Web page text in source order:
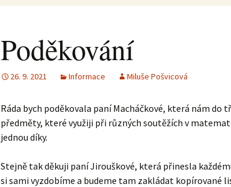
Poděkování
26. 9. 2021 Informace Miluše Pošvicová
Ráda bych poděkovala paní Macháčkové, která nám do
předměty, které využiji při různých soutěžích v
jednou díky.
Stejně tak děkuji paní Jirouškové, která přinesla
si sami vyzdobíme a budeme tam zakládat kopírované